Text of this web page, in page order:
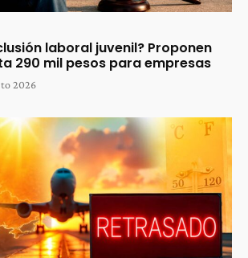
laboral juvenil? Proponen
290 mil pesos para empresas
2026